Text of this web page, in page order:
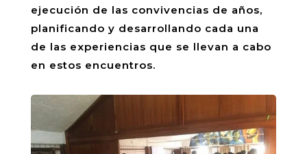
ejecución de las convivencias de años,
planificando y desarrollando cada una
de las experiencias que se llevan a cabo
en estos encuentros.